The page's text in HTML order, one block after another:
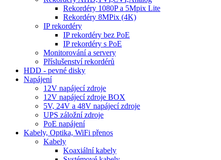
Rekordéry 1080P a 5Mpix Lite
Rekordéry 8MPix (4K)
IP rekordéry
IP rekordéry bez PoE
IP rekordéry s PoE
Monitorování a servery
Příslušenství rekordérů
HDD - pevné disky
Napájení
12V napájecí zdroje
12V napájecí zdroje BOX
5V, 24V a 48V napájecí zdroje
UPS záložní zdroje
PoE napájení
Kabely, Optika, WiFi přenos
Kabely
Koaxiální kabely